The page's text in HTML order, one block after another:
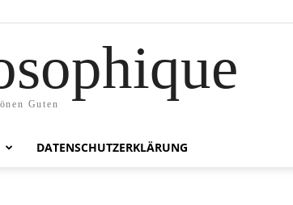
Guten
DATENSCHUTZERKLÄRUNG